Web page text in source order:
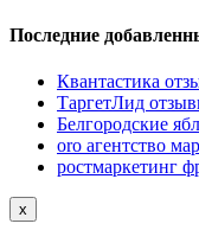
Последние
Квантастика
ТаргетЛид
Белгородские
oro агентство
ростмаркетинг
x